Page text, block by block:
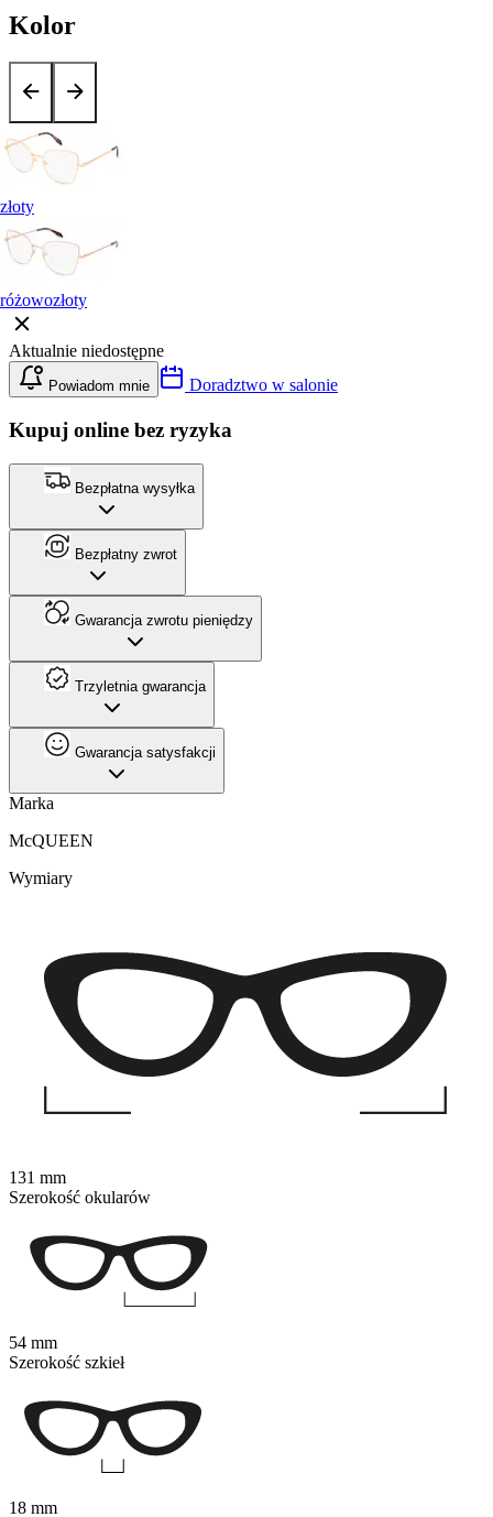
Kolor
złoty
różowozłoty
Aktualnie niedostępne
Powiadom mnie Doradztwo w salonie
Kupuj online bez ryzyka
Bezpłatna wysyłka
Bezpłatny zwrot
Gwarancja zwrotu pieniędzy
Trzyletnia gwarancja
Gwarancja satysfakcji
Marka
McQUEEN
Wymiary
131 mm
Szerokość okularów
54 mm
Szerokość szkieł
18 mm